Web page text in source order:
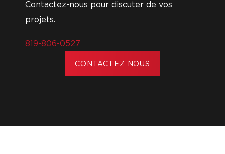
Contactez-nous pour discuter de vos
projets.
819-806-0527
CONTACTEZ NOUS